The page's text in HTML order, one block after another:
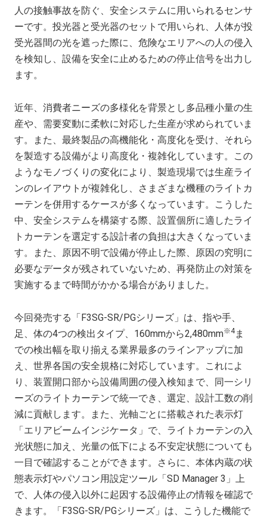
人の接触事故を防ぐ、安全システムに用いられるセンサ
ーです。投光器と受光器のセットで用いられ、人体が投
受光器間の光を遮った際に、危険なエリアへの人の侵入
を検知し、設備を安全に止めるための停止信号を出力し
ます。
近年、消費者ニーズの多様化を背景とし多品種小量の生
産や、需要変動に柔軟に対応した生産が求められていま
す。また、最終製品の高機能化・高度化を受け、それら
を製造する設備がより高度化・複雑化しています。この
ようなモノづくりの変化により、製造現場では生産ライ
ンのレイアウトが複雑化し、さまざまな機種のライトカ
ーテンを併用するケースが多くなっています。こうした
中、安全システムを構築する際、設置個所に適したライ
トカーテンを選定する設計者の負担は大きくなっていま
す。また、原因不明で設備が停止した際、原因の究明に
必要なデータが残されていないため、再発防止の対策を
実施するまで時間がかかる場合がありました。
今回発売する「F3SG-SR/PGシリーズ」は、指や手、
足、体の4つの検出タイプ、 160mmから2,480mm※4ま
での検出幅を取り揃える業界最多のラインアップに加
え、世界各国の安全規格に対応しています。これによ
り、装置開口部から設備周囲の侵入検知まで、同一シリ
ーズのライトカーテンで統一でき、選定、設計工数の削
減に貢献します。また、光軸ごとに搭載された表示灯
「エリアビームインジケータ」で、ライトカーテンの入
光状態に加え、光量の低下による不安定状態についても
一目で確認することができます。さらに、本体内蔵の状
態表示灯やパソコン用設定ツール「SD Manager 3 」上
で、人体の侵入以外に起因する設備停止の情報を確認で
きます。「F3SG-SR/PGシリーズ」は、こうした機能で